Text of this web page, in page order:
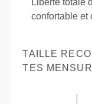
Liberté totale
confortable et
TAILLE
TES